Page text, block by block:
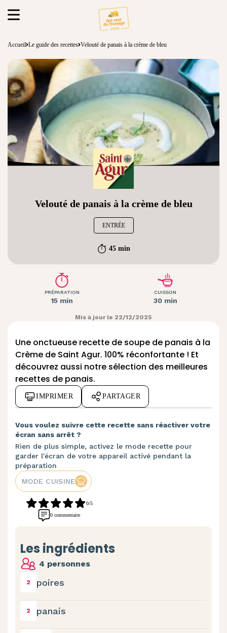
Accueil Le guide des recettes Velouté de panais à la crème de bleu
Velouté de panais à la crème de bleu
ENTRÉE
45 min
PRÉPARATION
15 min
CUISSON
30 min
Mis à jour le 22/12/2025
Une onctueuse recette de soupe de panais à la
Crème de Saint Agur. 100% réconfortante ! Et
découvrez aussi notre sélection des meilleures
recettes de panais.
IMPRIMER PARTAGER
Vous voulez suivre cette recette sans réactiver votre
écran sans arrêt ?
Rien de plus simple, activez le mode recette pour
garder l'écran de votre appareil activé pendant la
préparation
MODE CUISINE
0/5
0 commentaire
Les ingrédients
4 personnes
2 poires
2 panais